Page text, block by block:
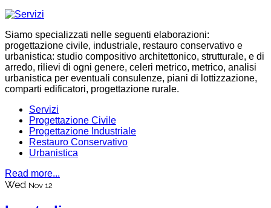
Siamo specializzati nelle seguenti elaborazioni:
progettazione civile, industriale, restauro conservativo e
urbanistica: studio compositivo architettonico, strutturale, e di
arredo, rilievi di ogni genere, celeri metrico, metrico, analisi
urbanistica per eventuali consulenze, piani di lottizzazione,
comparti edificatori, progettazione rurale.
Servizi
Progettazione Civile
Progettazione Industriale
Restauro Conservativo
Urbanistica
Read more...
Wed Nov 12